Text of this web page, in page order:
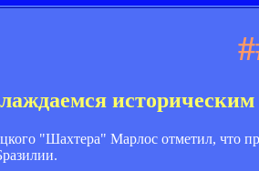
"Шахтера" Марлос отметил, что